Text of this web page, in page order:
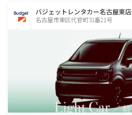
バジェットレンタカー名古屋東店
名古屋市東区代官町31番21号